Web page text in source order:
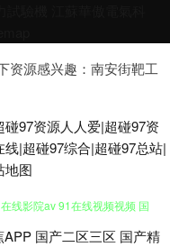
资源感兴趣：南安街靶工
97资源人人爱|超碰97资
|超碰97综合|超碰97总站|
地图
字幕电影日本 51视频网站 91
APP 国产二区三区 国产精